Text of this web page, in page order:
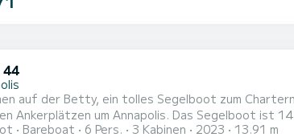
auf der Betty, ein tolles Segelboot zum
Das Segelboot ist 14 Meter lang und verfügt über 57 PS. Mit seinen 3 Kabinen kann das
für einen Törn aufnehmen. Dieses Dufour 44 verfügt über 3 Toiletten mit Dusche. Es ist unter anderem
Bareboat 6 Pers. 3 Kabinen 2023 13.91 m